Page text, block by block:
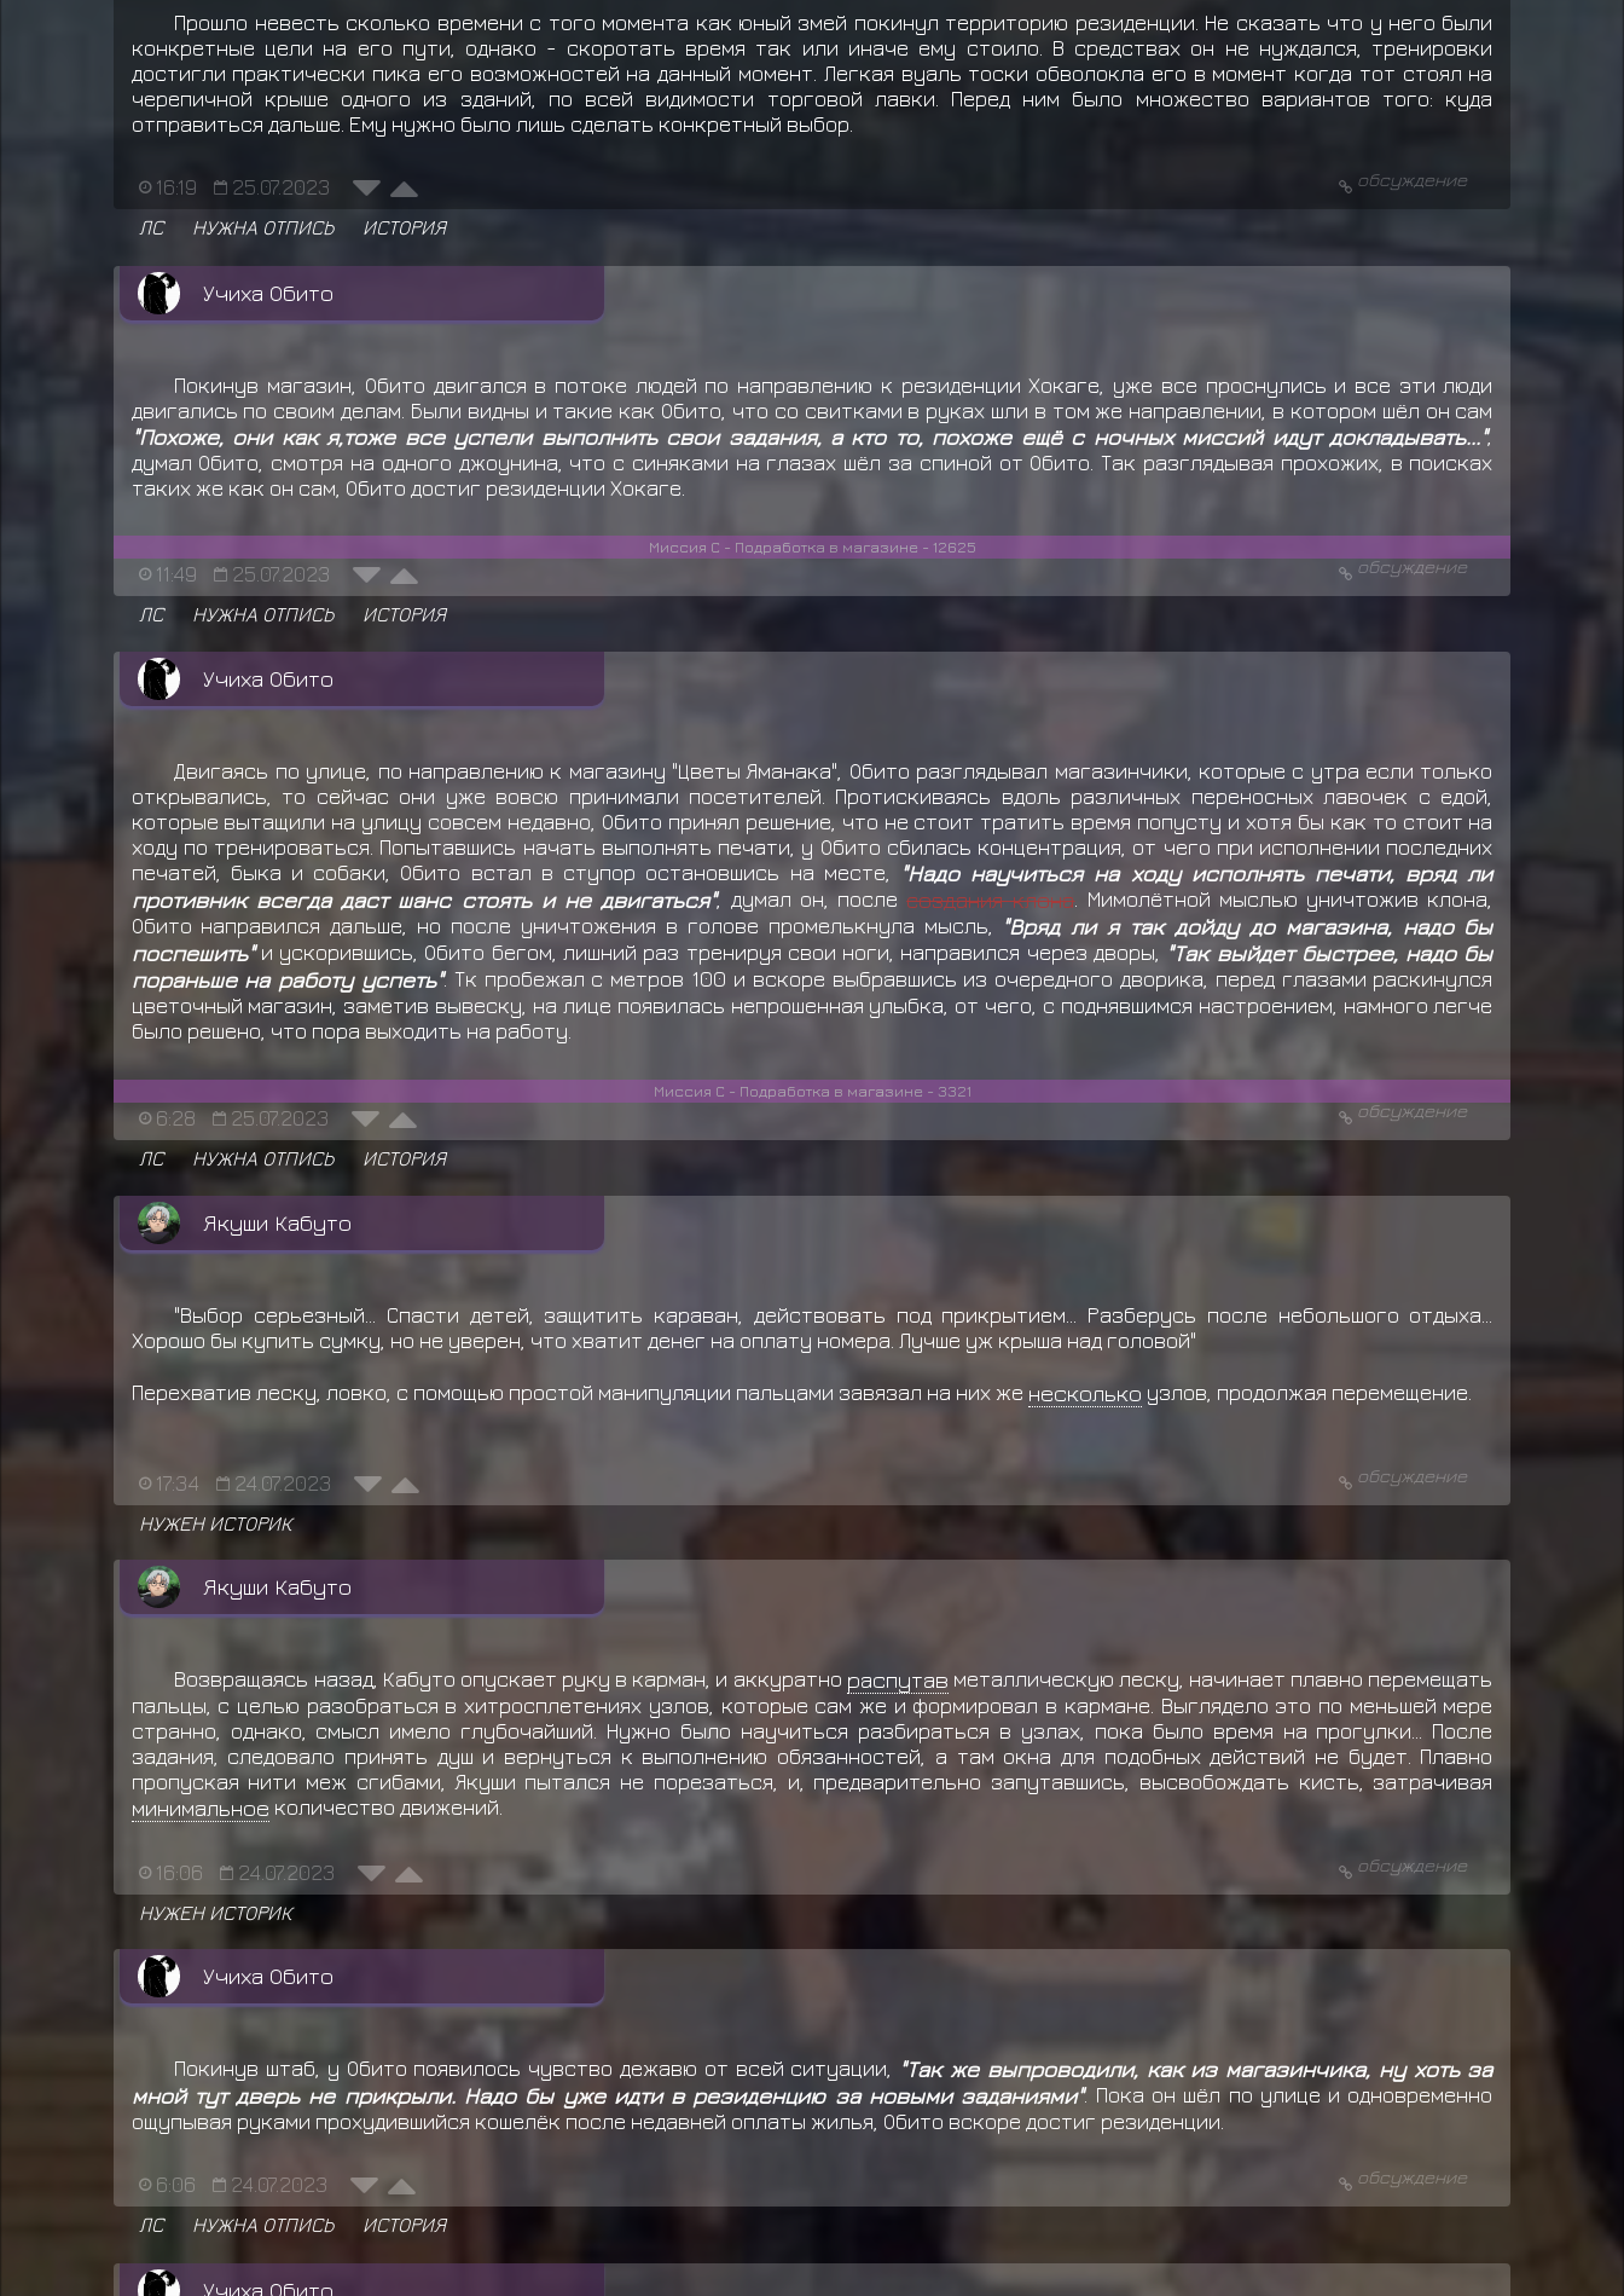
Прошло невесть сколько времени с того момента как юный змей покинул территорию резиденции. Не сказать что у него были
конкретные цели на его пути, однако - скоротать время так или иначе ему стоило. В средствах он не нуждался, тренировки
достигли практически пика его возможностей на данный момент. Легкая вуаль тоски обволокла его в момент когда тот стоял на
черепичной крыше одного из зданий, по всей видимости торговой лавки. Перед ним было множество вариантов того: куда
отправиться дальше. Ему нужно было лишь сделать конкретный выбор.
16:19 25.07.2023 обсуждение
ЛС НУЖНА ОТПИСЬ ИСТОРИЯ
Учиха Обито
Покинув магазин, Обито двигался в потоке людей по направлению к резиденции Хокаге, уже все проснулись и все эти люди
двигались по своим делам. Были видны и такие как Обито, что со свитками в руках шли в том же направлении, в котором шёл он сам
"Похоже, они как я,тоже все успели выполнить свои задания, а кто то, похоже ещё с ночных миссий идут докладывать...",
думал Обито, смотря на одного джоунина, что с синяками на глазах шёл за спиной от Обито. Так разглядывая прохожих, в поисках
таких же как он сам, Обито достиг резиденции Хокаге.
Миссия С - Подработка в магазине - 12625
11:49 25.07.2023 обсуждение
ЛС НУЖНА ОТПИСЬ ИСТОРИЯ
Учиха Обито
Двигаясь по улице, по направлению к магазину "Цветы Яманака", Обито разглядывал магазинчики, которые с утра если только
открывались, то сейчас они уже вовсю принимали посетителей. Протискиваясь вдоль различных переносных лавочек с едой,
которые вытащили на улицу совсем недавно, Обито принял решение, что не стоит тратить время попусту и хотя бы как то стоит на
ходу по тренироваться. Попытавшись начать выполнять печати, у Обито сбилась концентрация, от чего при исполнении последних
печатей, быка и собаки, Обито встал в ступор остановшись на месте,
"Надо научиться на ходу исполнять печати, вряд ли
противник всегда даст шанс стоять и не двигаться", думал он, послесоздания клона. Мимолётной мыслью уничтожив клона,
Обито направился дальше, но после уничтожения в голове промелькнула мысль, "Вряд ли я так дойду до магазина, надо бы
поспешить"и ускорившись, Обито бегом, лишний раз тренируя свои ноги, направился через дворы, "Так выйдет быстрее, надо бы
пораньше на работу успеть". Тк пробежал с метров 100 и вскоре выбравшись из очередного дворика, перед глазами раскинулся
цветочный магазин, заметив вывеску, на лице появилась непрошенная улыбка, от чего, с поднявшимся настроением, намного легче
было решено, что пора выходить на работу.
Миссия С - Подработка в магазине - 3321
6:28 25.07.2023 обсуждение
ЛС НУЖНА ОТПИСЬ ИСТОРИЯ
Якуши Кабуто
"Выбор серьезный... Спасти детей, защитить караван, действовать под прикрытием... Разберусь после небольшого отдыха...
Хорошо бы купить сумку, но не уверен, что хватит денег на оплату номера. Лучше уж крыша над головой"
Перехватив леску, ловко, с помощью простой манипуляции пальцами завязал на них же несколько узлов, продолжая перемещение.
17:34 24.07.2023 обсуждение
НУЖЕН ИСТОРИК
Якуши Кабуто
Возвращаясь назад, Кабуто опускает руку в карман, и аккуратно распутав металлическую леску, начинает плавно перемещать
пальцы, с целью разобраться в хитросплетениях узлов, которые сам же и формировал в кармане. Выглядело это по меньшей мере
странно, однако, смысл имело глубочайший. Нужно было научиться разбираться в узлах, пока было время на прогулки... После
задания, следовало принять душ и вернуться к выполнению обязанностей, а там окна для подобных действий не будет. Плавно
пропуская нити меж сгибами, Якуши пытался не порезаться, и, предварительно запутавшись, высвобождать кисть, затрачивая
минимальное количество движений.
16:06 24.07.2023 обсуждение
НУЖЕН ИСТОРИК
Учиха Обито
Покинув штаб, у Обито появилось чувство дежавю от всей ситуации,
"Так же выпроводили, как из магазинчика, ну хоть за
мной тут дверь не прикрыли. Надо бы уже идти в резиденцию за новыми заданиями". Пока он шёл по улице и одновременно
ощупывая руками прохудившийся кошелёк после недавней оплаты жилья, Обито вскоре достиг резиденции.
6:06 24.07.2023 обсуждение
ЛС НУЖНА ОТПИСЬ ИСТОРИЯ
Учиха Обито